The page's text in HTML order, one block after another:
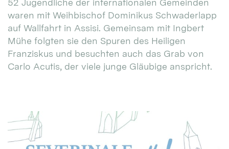
waren mit Weihbischof Dominikus Schwaderlapp
auf Wallfahrt in Assisi. Gemeinsam mit Ingbert
Mühe folgten sie den Spuren des Heiligen
Franziskus und besuchten auch das Grab von
Carlo Acutis, der viele junge Gläubige anspricht.